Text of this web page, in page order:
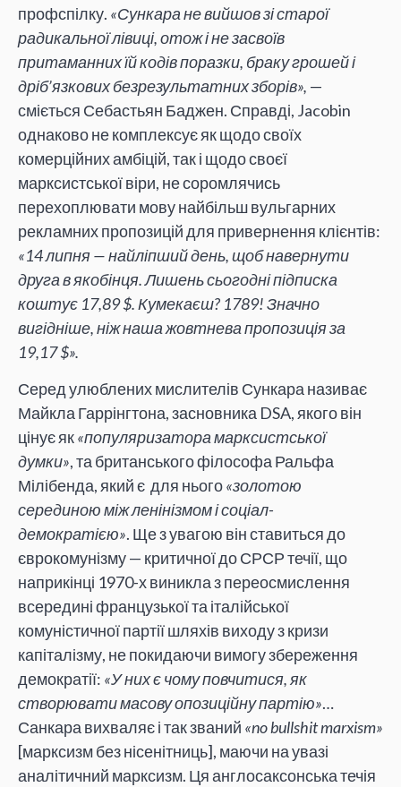
профспілку. «Сункара не вийшов зі старої
радикальної лівиці, отож і не засвоїв
притаманних їй кодів поразки, браку грошей і
дріб’язкових безрезультатних зборів», —
сміється Себастьян Баджен. Справді, Jacobin
однаково не комплексує як щодо своїх
комерційних амбіцій, так і щодо своєї
марксистської віри, не соромлячись
перехоплювати мову найбільш вульгарних
рекламних пропозицій для привернення клієнтів:
«14 липня — найліпший день, щоб навернути
друга в якобінця. Лишень сьогодні підписка
коштує 17,89 $. Кумекаєш? 1789! Значно
вигідніше, ніж наша жовтнева пропозиція за
19,17 $».
Серед улюблених мислителів Сункара називає
Майкла Гаррінгтона, засновника DSA, якого він
цінує як«популяризатора марксистської
думки», та британського філософа Ральфа
Мілібенда, який є для нього«золотою
серединою між ленінізмом і соціал-
демократією». Ще з увагою він ставиться до
єврокомунізму — критичної до СРСР течії, що
наприкінці 1970-х виникла з переосмислення
всередині французької та італійської
комуністичної партії шляхів виходу з кризи
капіталізму, не покидаючи вимогу збереження
демократії: «У них є чому повчитися, як
створювати масову опозиційну партію»…
Санкара вихваляє і так званий «no bullshit marxism»
[марксизм без нісенітниць], маючи на увазі
аналітичний марксизм. Ця англосаксонська течія